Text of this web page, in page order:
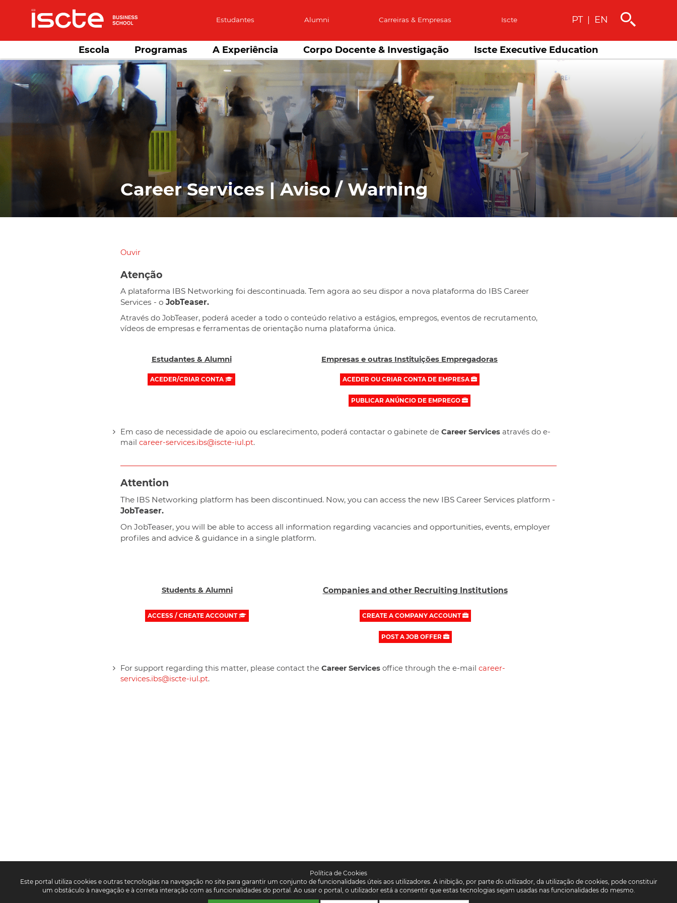
Estudantes Alumni Carreiras & Empresas Iscte PT | EN
Escola Programas A Experiência Corpo Docente & Investigação Iscte Executive Education
Career Services | Aviso / Warning
Ouvir
Atenção
A plataforma IBS Networking foi descontinuada. Tem agora ao seu dispor a nova plataforma do IBS Career
Services - o JobTeaser.
Através do JobTeaser, poderá aceder a todo o conteúdo relativo a estágios, empregos, eventos de recrutamento,
vídeos de empresas e ferramentas de orientação numa plataforma única.
Estudantes & Alumni Empresas e outras Instituições Empregadoras
ACEDER/CRIAR CONTA ACEDER OU CRIAR CONTA DE EMPRESA
PUBLICAR ANÚNCIO DE EMPREGO
Em caso de necessidade de apoio ou esclarecimento, poderá contactar o gabinete de Career Services através do e-
mail career-services.ibs@iscte-iul.pt.
Attention
The IBS Networking platform has been discontinued. Now, you can access the new IBS Career Services platform -
JobTeaser.
On JobTeaser, you will be able to access all information regarding vacancies and opportunities, events, employer
profiles and advice & guidance in a single platform.
Students & Alumni Companies and other Recruiting Institutions
ACCESS / CREATE ACCOUNT CREATE A COMPANY ACCOUNT
POST A JOB OFFER
For support regarding this matter, please contact the Career Services office through the e-mail career-
services.ibs@iscte-iul.pt.
Política de Cookies
Este portal utiliza cookies e outras tecnologias na navegação no site para garantir um conjunto de funcionalidades úteis aos utilizadores. A inibição, por parte do utilizador, da utilização de cookies, pode constituir
um obstáculo à navegação e à correta interação com as funcionalidades do portal. Ao usar o portal, o utilizador está a consentir que estas tecnologias sejam usadas nas funcionalidades do mesmo.